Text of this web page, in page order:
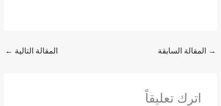
→ المقالة السابقة المقالة التالية ←
اترك تعليقاً